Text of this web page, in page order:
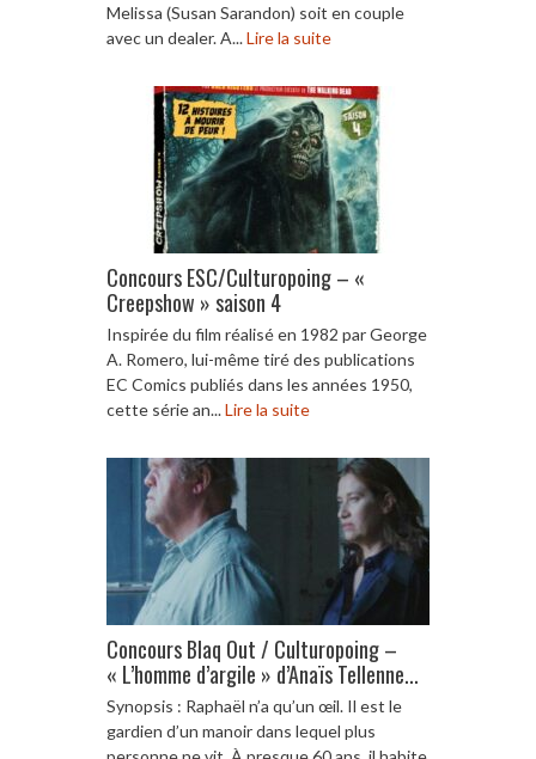
Melissa (Susan Sarandon) soit en couple
avec un dealer. A...Lire la suite
Concours ESC/Culturopoing – «
Creepshow » saison 4
Inspirée du film réalisé en 1982 par George
A. Romero, lui-même tiré des publications
EC Comics publiés dans les années 1950,
cette série an...Lire la suite
Concours Blaq Out / Culturopoing –
« L’homme d’argile » d’Anaïs Tellenne...
Synopsis : Raphaël n’a qu’un œil. Il est le
gardien d’un manoir dans lequel plus